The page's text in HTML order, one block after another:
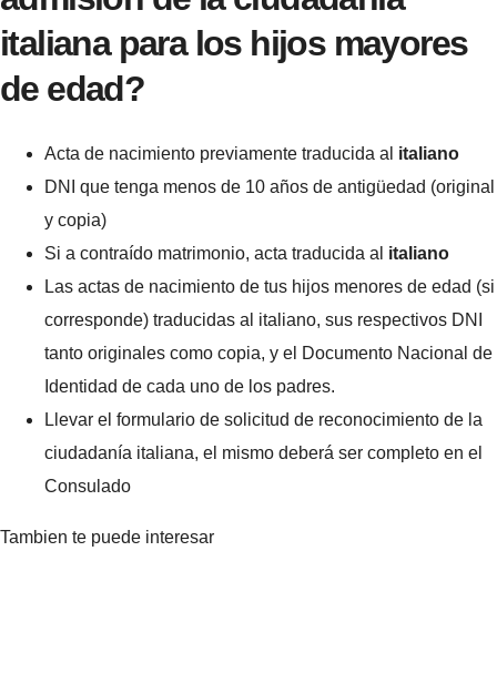
italiana para los hijos mayores
de edad?
Acta de nacimiento previamente traducida al italiano
DNI que tenga menos de 10 años de antigüedad (original
y copia)
Si a contraído matrimonio, acta traducida al italiano
Las actas de nacimiento de tus hijos menores de edad (si
corresponde) traducidas al italiano, sus respectivos DNI
tanto originales como copia, y el Documento Nacional de
Identidad de cada uno de los padres.
Llevar el formulario de solicitud de reconocimiento de la
ciudadanía italiana, el mismo deberá ser completo en el
Consulado
Tambien te puede interesar